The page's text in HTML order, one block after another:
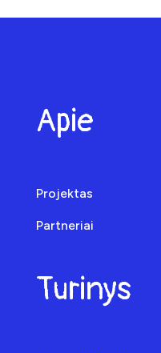
Apie
Projektas
Partneriai
Turinys